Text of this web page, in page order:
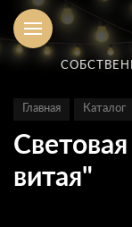
Главная Каталог
витая"